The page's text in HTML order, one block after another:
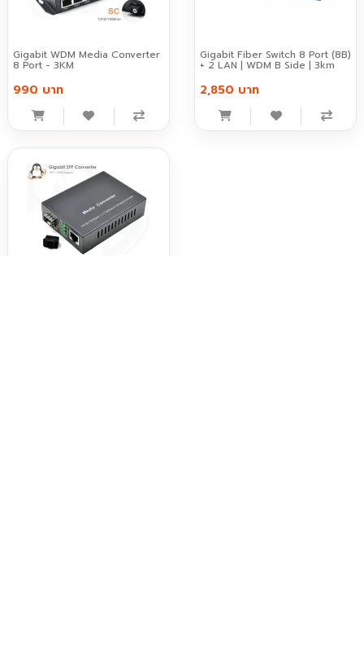
Gigabit WDM Media Converter
8 Port - 3KM
990 บาท
Gigabit Fiber Switch 8 Port (8B)
+ 2 LAN | WDM B Side | 3km
2,850 บาท